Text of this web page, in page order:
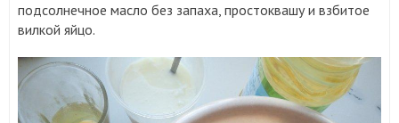
подсолнечное масло без запаха, простоквашу и взбитое
вилкой яйцо.